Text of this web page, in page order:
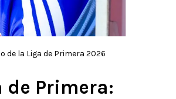
de la Liga de Primera 2026
de Primera: